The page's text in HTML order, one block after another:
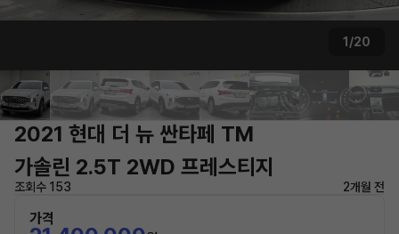
1/20
2021 현대 더 뉴 싼타페 TM
가솔린 2.5T 2WD 프레스티지
조회수 153 2개월 전
가격